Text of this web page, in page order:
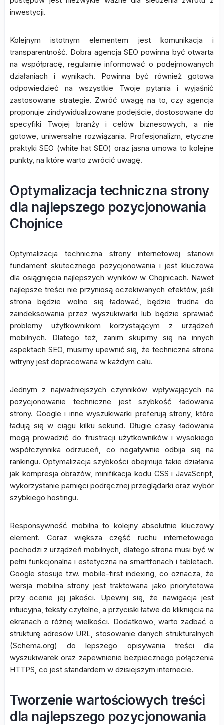
inwestycji.
Kolejnym istotnym elementem jest komunikacja i
transparentność. Dobra agencja SEO powinna być otwarta
na współpracę, regularnie informować o podejmowanych
działaniach i wynikach. Powinna być również gotowa
odpowiedzieć na wszystkie Twoje pytania i wyjaśnić
zastosowane strategie. Zwróć uwagę na to, czy agencja
proponuje zindywidualizowane podejście, dostosowane do
specyfiki Twojej branży i celów biznesowych, a nie
gotowe, uniwersalne rozwiązania. Profesjonalizm, etyczne
praktyki SEO (white hat SEO) oraz jasna umowa to kolejne
punkty, na które warto zwrócić uwagę.
Optymalizacja techniczna strony
dla najlepszego pozycjonowania
Chojnice
Optymalizacja techniczna strony internetowej stanowi
fundament skutecznego pozycjonowania i jest kluczowa
dla osiągnięcia najlepszych wyników w Chojnicach. Nawet
najlepsze treści nie przyniosą oczekiwanych efektów, jeśli
strona będzie wolno się ładować, będzie trudna do
zaindeksowania przez wyszukiwarki lub będzie sprawiać
problemy użytkownikom korzystającym z urządzeń
mobilnych. Dlatego też, zanim skupimy się na innych
aspektach SEO, musimy upewnić się, że techniczna strona
witryny jest dopracowana w każdym calu.
Jednym z najważniejszych czynników wpływających na
pozycjonowanie techniczne jest szybkość ładowania
strony. Google i inne wyszukiwarki preferują strony, które
ładują się w ciągu kilku sekund. Długie czasy ładowania
mogą prowadzić do frustracji użytkowników i wysokiego
współczynnika odrzuceń, co negatywnie odbija się na
rankingu. Optymalizacja szybkości obejmuje takie działania
jak kompresja obrazów, minifikacja kodu CSS i JavaScript,
wykorzystanie pamięci podręcznej przeglądarki oraz wybór
szybkiego hostingu.
Responsywność mobilna to kolejny absolutnie kluczowy
element. Coraz większa część ruchu internetowego
pochodzi z urządzeń mobilnych, dlatego strona musi być w
pełni funkcjonalna i estetyczna na smartfonach i tabletach.
Google stosuje tzw. mobile-first indexing, co oznacza, że
wersja mobilna strony jest traktowana jako priorytetowa
przy ocenie jej jakości. Upewnij się, że nawigacja jest
intuicyjna, teksty czytelne, a przyciski łatwe do kliknięcia na
ekranach o różnej wielkości. Dodatkowo, warto zadbać o
strukturę adresów URL, stosowanie danych strukturalnych
(Schema.org) do lepszego opisywania treści dla
wyszukiwarek oraz zapewnienie bezpiecznego połączenia
HTTPS, co jest standardem w dzisiejszym internecie.
Tworzenie wartościowych treści
dla najlepszego pozycjonowania